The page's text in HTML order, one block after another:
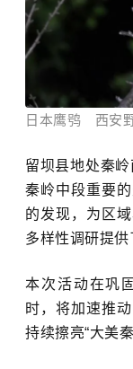
日本鹰鸮 西安
留坝县地处秦岭
秦岭中段重要
的发现，为区
多样性调研提供
本次活动在巩
时，将加速推
持续擦亮“大美